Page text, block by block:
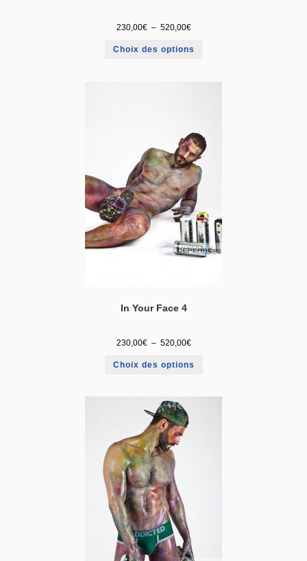
230,00€ – 520,00€
Choix des options
In Your Face 4
230,00€ – 520,00€
Choix des options